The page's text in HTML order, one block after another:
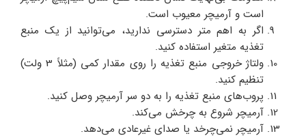
است و آرمیچر معیوب است.
اگر به اهم متر دسترسی ندارید، می‌توانید از یک منبع
تغذیه متغیر استفاده کنید.
ولتاژ خروجی منبع تغذیه را روی مقدار کمی (مثلاً 3 ولت)
تنظیم کنید.
پروب‌های منبع تغذیه را به دو سر آرمیچر وصل کنید.
آرمیچر شروع به چرخش می‌کند.
آرمیچر نمی‌چرخد یا صدای غیرعادی می‌دهد.